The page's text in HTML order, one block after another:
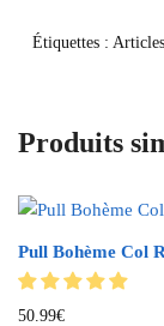
Étiquettes :
Produits
Pull Bohème Col
50.99€